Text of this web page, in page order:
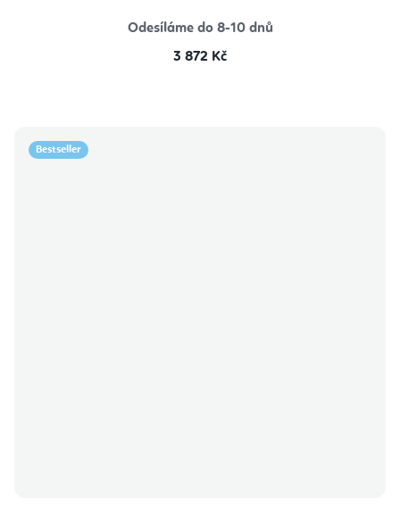
hvězdiček.
Odesíláme do 8-10 dnů
3 872 Kč
Bestseller